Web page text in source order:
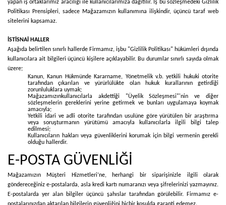
yapan iş ortaklarımız aracılığı ile kullanıcılarımıza dağıtılır. İş bu sözleşmedeki Gizlilik
Politikası Prensipleri, sadece Mağazamızın kullanımına ilişkindir, üçüncü taraf web
sitelerini kapsamaz.
İSTİSNAİ HALLER
Aşağıda belirtilen sınırlı hallerde Firmamız, işbu "Gizlilik Politikası" hükümleri dışında
kullanıcılara ait bilgileri üçüncü kişilere açıklayabilir. Bu durumlar sınırlı sayıda olmak
üzere;
Kanun, Kanun Hükmünde Kararname, Yönetmelik v.b. yetkili hukuki otorite
tarafından çıkarılan ve yürürlülükte olan hukuk kurallarının getirdiği
zorunluluklara uymak;
Mağazamızınkullanıcılarla akdettiği "Üyelik Sözleşmesi"'nin ve diğer
sözleşmelerin gereklerini yerine getirmek ve bunları uygulamaya koymak
amacıyla;
Yetkili idari ve adli otorite tarafından usulüne göre yürütülen bir araştırma
veya soruşturmanın yürütümü amacıyla kullanıcılarla ilgili bilgi talep
edilmesi;
Kullanıcıların hakları veya güvenliklerini korumak için bilgi vermenin gerekli
olduğu hallerdir.
E-POSTA GÜVENLİĞİ
Mağazamızın Müşteri Hizmetleri’ne, herhangi bir siparişinizle ilgili olarak
göndereceğiniz e-postalarda, asla kredi kartı numaranızı veya şifrelerinizi yazmayınız.
E-postalarda yer alan bilgiler üçüncü şahıslar tarafından görülebilir. Firmamız e-